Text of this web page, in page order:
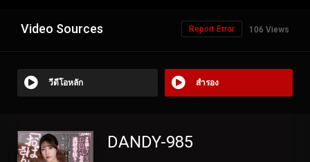
Video Sources 106 Views
Report Error
วีดีโอหลัก สำรอง
DANDY-985